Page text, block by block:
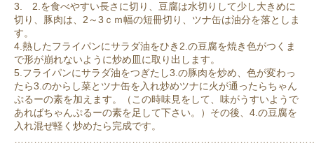
3. 2.を食べやすい長さに切り、豆腐は水切りして少し大きめに
切り、豚肉は、2～3ｃｍ幅の短冊切り、ツナ缶は油分を落としま
す。
4.熱したフライパンにサラダ油をひき2.の豆腐を焼き色がつくま
で形が崩れないように炒め皿に取り出します。
5.フライパンにサラダ油をつぎたし3.の豚肉を炒め、色が変わっ
たら3.のからし菜とツナ缶を入れ炒めツナに火が通ったらちゃん
ぷるーの素を加えます。（この時味見をして、味がうすいようで
あればちゃんぷるーの素を足して下さい。）その後、4.の豆腐を
入れ混ぜ軽く炒めたら完成です。